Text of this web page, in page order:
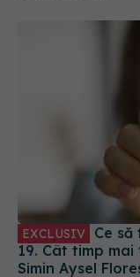
EXCLUSIV
19. Cât timp
Simin Aysel